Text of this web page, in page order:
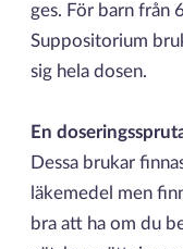
ges. För barn från
Suppositorium
sig hela dosen.
En
Dessa brukar
läkemedel men
bra att ha om du